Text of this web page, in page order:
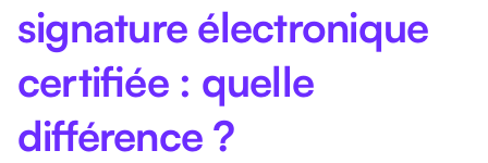
signature électronique
certifiée : quelle
différence ?